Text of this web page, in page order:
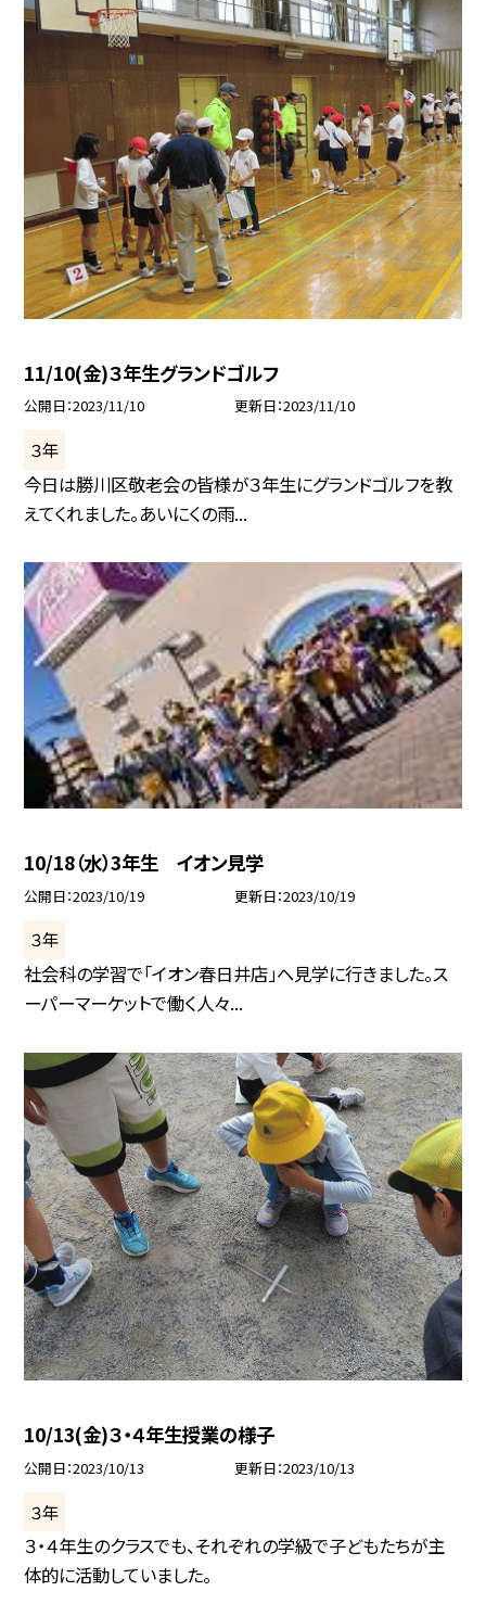
11/10(金)３年生グランドゴルフ
公開日 2023/11/10 更新日 2023/11/10
３年
今日は勝川区敬老会の皆様が３年生にグランドゴルフを教
えてくれました。あいにくの雨...
10/18（水）3年生 イオン見学
公開日 2023/10/19 更新日 2023/10/19
３年
社会科の学習で「イオン春日井店」へ見学に行きました。ス
ーパーマーケットで働く人々...
10/13(金)３・４年生授業の様子
公開日 2023/10/13 更新日 2023/10/13
３年
３・４年生のクラスでも、それぞれの学級で子どもたちが主
体的に活動していました。